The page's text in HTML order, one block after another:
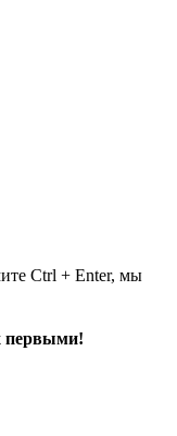
Ctrl + Enter, мы
первыми!